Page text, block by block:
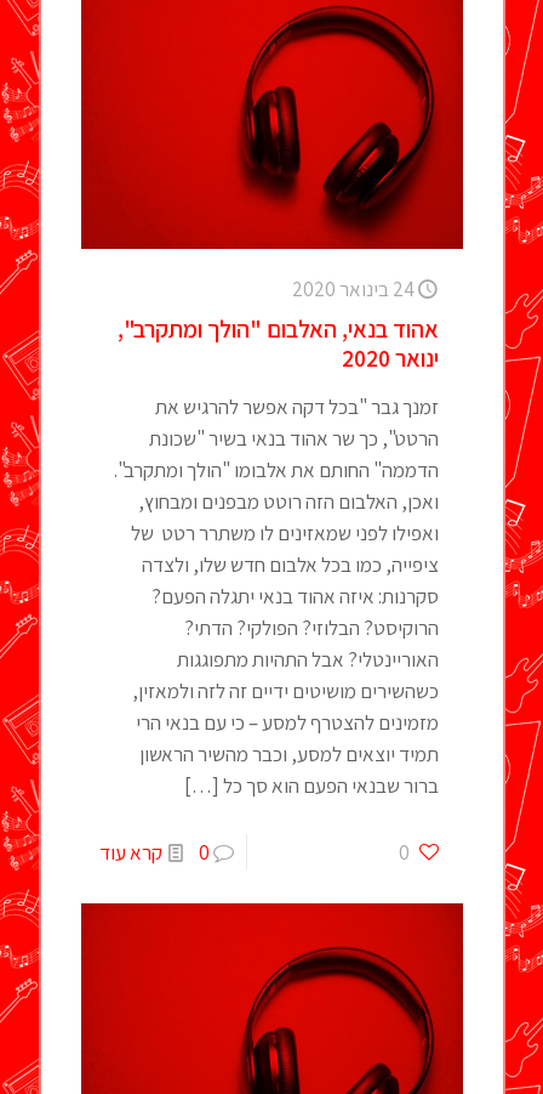
24 בינואר 2020
אהוד בנאי, האלבום "הולך ומתקרב",
ינואר 2020
זמנך גבר "בכל דקה אפשר להרגיש את
הרטט", כך שר אהוד בנאי בשיר "שכונת
הדממה" החותם את אלבומו "הולך ומתקרב".
ואכן, האלבום הזה רוטט מבפנים ומבחוץ,
ואפילו לפני שמאזינים לו משתרר רטט של
ציפייה, כמו בכל אלבום חדש שלו, ולצדה
סקרנות: איזה אהוד בנאי יתגלה הפעם?
הרוקיסט? הבלוזי? הפולקי? הדתי?
האוריינטלי? אבל התהיות מתפוגגות
כשהשירים מושיטים ידיים זה לזה ולמאזין,
מזמינים להצטרף למסע – כי עם בנאי הרי
תמיד יוצאים למסע, וכבר מהשיר הראשון
ברור שבנאי הפעם הוא סך כל […]
0
0 קרא עוד